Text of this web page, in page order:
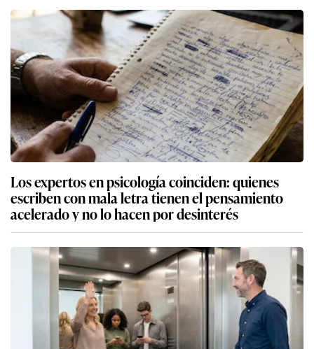
Los expertos en psicología coinciden: quienes
escriben con mala letra tienen el pensamiento
acelerado y no lo hacen por desinterés